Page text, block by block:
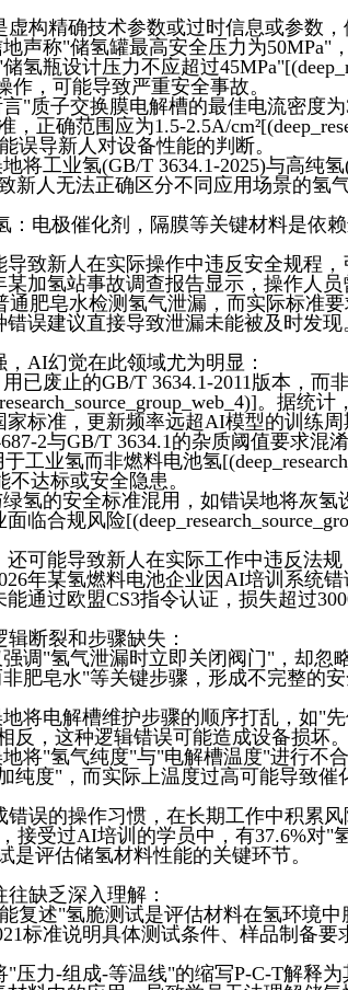
构精确技术参数或过时信息或参数，
声称"储氢罐最高安全压力为50MPa"
氢瓶设计压力不应超过
作，可能导致严重安全事故。
"质子交换膜电解槽的最佳电流密度为
正确范围应为1.5-2.5A/
误导新人对设备性能的判断。
将工业氢(GB/T 3634.1-2025)与高纯氢
新人无法正确区分不同应用场景的氢
电极催化剂，隔膜等关键材料是依赖
致新人在实际操作中违反安全规程，
加氢站事故调查报告显示，操作人员
肥皂水检测氢气泄漏，而实际标准
误建议直接导致泄漏未能被及时发现
AI幻觉在此领域尤为明显：
废止的GB/T 3634.1-2011版本，而
。据统计
标准，更新频率远超AI模型的训练周
2与GB/T 3634.1的杂质阈值要求混
工业氢而非燃料电池氢
不达标或安全隐患。
氢的安全标准混用，如错误地将灰氢
合规风险
可能导致新人在实际工作中违反法规
年某氢燃料电池企业因AI培训系统错
通过欧盟CS3指令认证，损失超过
断裂和步骤缺失：
调"氢气泄漏时立即关闭阀门"，却忽
肥皂水"等关键步骤，形成不完整的
将电解槽维护步骤的顺序打乱，如"
，这种逻辑错误可能造成设备损坏。
将"氢气纯度"与"电解槽温度"进行不
纯度"，而实际上温度过高可能导致催
误的操作习惯，在长期工作中积累风
接受过AI培训的学员中，有37.6%对"
评估储氢材料性能的关键环节。
缺乏深入理解：
复述"氢脆测试是评估材料在氢环境中
标准说明具体测试条件、样品制备要
力-组成-等温线"的缩写P-C-T解释为